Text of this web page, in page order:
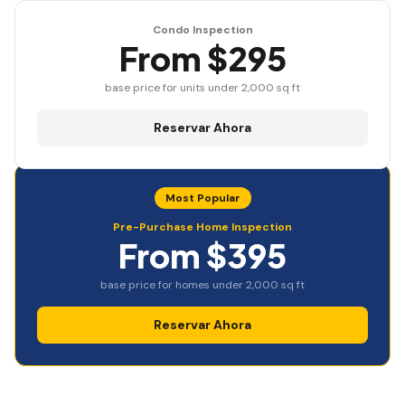
Condo Inspection
From $295
base price for units under 2,000 sq ft
Reservar Ahora
Most Popular
Pre-Purchase Home Inspection
From $395
base price for homes under 2,000 sq ft
Reservar Ahora